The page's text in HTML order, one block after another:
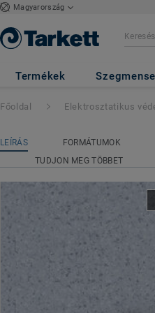
Magyarország
Termékek
iQ GRANIT SD
Főoldal Elektrosztatikus
LEÍRÁS FORMÁTUMOK
TUDJON MEG TÖBBET